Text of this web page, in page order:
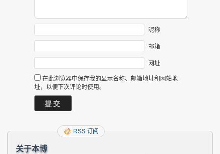
昵称
邮箱
网址
在此浏览器中保存我的显示名称、邮箱地址和网站地
址，以便下次评论时使用。
RSS 订阅
关于本博